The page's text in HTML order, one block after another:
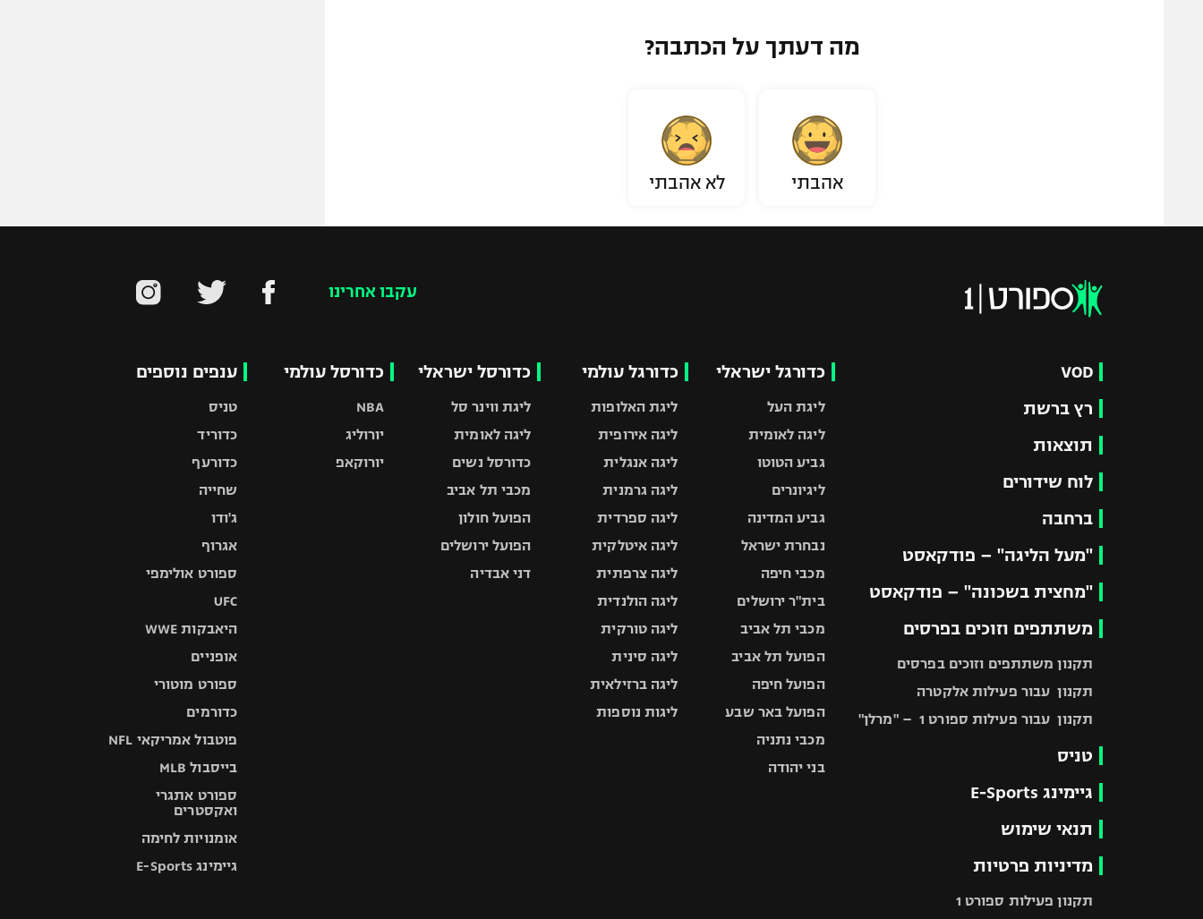
מה דעתך על הכתבה?
אהבתי לא אהבתי
עקבו אחרינו
VOD
רץ ברשת
תוצאות
לוח שידורים
ברחבה
"מעל הליגה" – פודקאסט
"מחצית בשכונה" – פודקאסט
משתתפים וזוכים בפרסים
תקנון משתתפים וזוכים בפרסים
תקנון עבור פעילות אלקטרה
תקנון עבור פעילות ספורט 1 – "מרלן"
טניס
גיימינג E-Sports
תנאי שימוש
מדיניות פרטיות
תקנון פעילות ספורט 1
כדורגל ישראלי
ליגת העל
ליגה לאומית
גביע הטוטו
ליגיונרים
גביע המדינה
נבחרת ישראל
מכבי חיפה
בית"ר ירושלים
מכבי תל אביב
הפועל תל אביב
הפועל חיפה
הפועל באר שבע
מכבי נתניה
בני יהודה
כדורגל עולמי
ליגת האלופות
ליגה אירופית
ליגה אנגלית
ליגה גרמנית
ליגה ספרדית
ליגה איטלקית
ליגה צרפתית
ליגה הולנדית
ליגה טורקית
ליגה סינית
ליגה ברזילאית
ליגות נוספות
כדורסל ישראלי
ליגת ווינר סל
ליגה לאומית
כדורסל נשים
מכבי תל אביב
הפועל חולון
הפועל ירושלים
דני אבדיה
כדורסל עולמי
NBA
יורוליג
יורוקאפ
ענפים נוספים
טניס
כדוריד
כדורעף
שחייה
ג'ודו
אגרוף
ספורט אולימפי
UFC
היאבקות WWE
אופניים
ספורט מוטורי
כדורמים
פוטבול אמריקאי NFL
בייסבול MLB
ספורט אתגרי
ואקסטרים
אומנויות לחימה
גיימינג E-Sports